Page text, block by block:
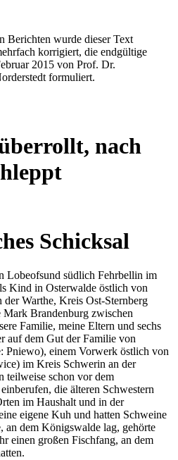
Berichten wurde dieser Text
korrigiert, die endgültige
2015 von Prof. Dr.
formuliert.
nach
Schicksal
Lobeofsund südlich Fehrbellin im
Kind in Osterwalde östlich von
Warthe, Kreis Ost-Sternberg
Brandenburg zwischen
Familie, meine Eltern und sechs
auf dem Gut der Familie von
Pniewo), einem Vorwerk östlich von
im Kreis Schwerin an der
teilweise schon vor dem
die älteren Schwestern
im Haushalt und in der
eigene Kuh und hatten Schweine
an dem Königswalde lag, gehörte
einen großen Fischfang, an dem